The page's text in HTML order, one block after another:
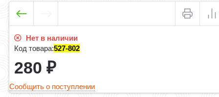
Нет в наличии
Код товара:527-802
280₽
Сообщить о поступлении